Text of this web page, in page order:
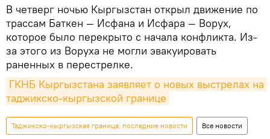
В четверг ночью Кыргызстан открыл движение по
трассам Баткен — Исфана и Исфара — Ворух,
которое было перекрыто с начала конфликта. Из-
за этого из Воруха не могли эвакуировать
раненных в перестрелке.
ГКНБ Кыргызстана заявляет о новых выстрелах на
таджикско-кыргызской границе
Таджикско-кыргызская граница: последние новости Все новости